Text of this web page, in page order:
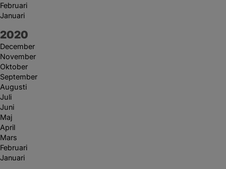
Februari
Januari
År:
2020
December
November
Oktober
September
Augusti
Juli
Juni
Maj
April
Mars
Februari
Januari